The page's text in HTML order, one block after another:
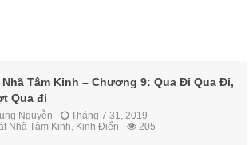
Nhã Tâm Kinh – Chương 9: Qua Đi Qua Đi,
Qua đi
Nguyễn
Tháng 7 31, 2019
Nhã Tâm Kinh, Kinh Điển 205